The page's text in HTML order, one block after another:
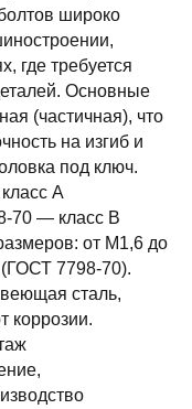
широко
где требуется
Основные
(частичная), что
на изгиб и
под ключ.
А
70 — класс В
от М1,6 до
7798-70).
сталь,
коррозии.